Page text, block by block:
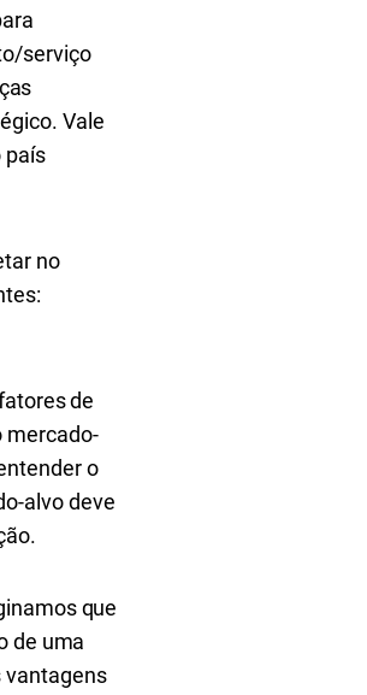
serviço
Vale
país
no
de
mercado-
o
alvo deve
que
de uma
vantagens